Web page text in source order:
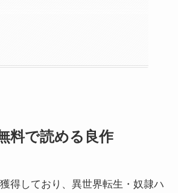
料で読める良作
得しており、異世界転生・奴隷ハ